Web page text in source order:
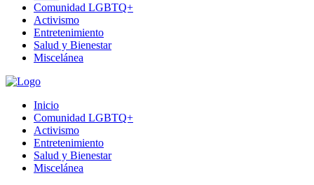
Comunidad LGBTQ+
Activismo
Entretenimiento
Salud y Bienestar
Miscelánea
Inicio
Comunidad LGBTQ+
Activismo
Entretenimiento
Salud y Bienestar
Miscelánea